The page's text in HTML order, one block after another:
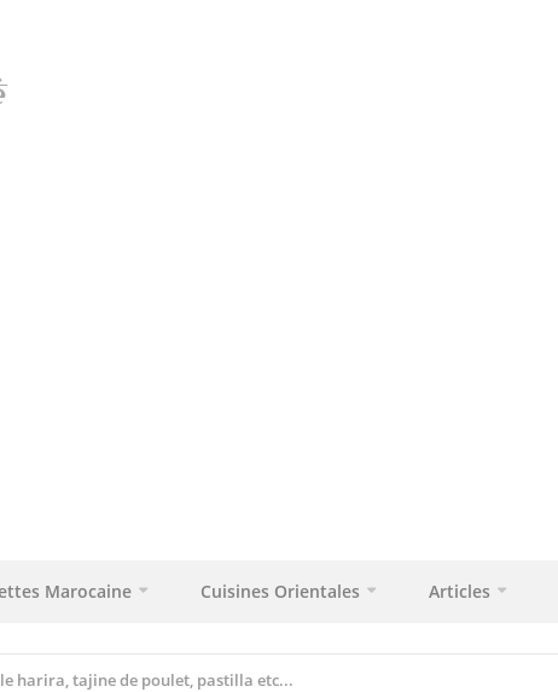
Marocaine Cuisines Orientales Articles